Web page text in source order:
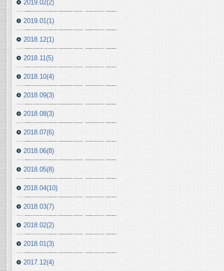
2019.02(2)
2019.01(1)
2018.12(1)
2018.11(5)
2018.10(4)
2018.09(3)
2018.08(3)
2018.07(6)
2018.06(8)
2018.05(8)
2018.04(10)
2018.03(7)
2018.02(2)
2018.01(3)
2017.12(4)